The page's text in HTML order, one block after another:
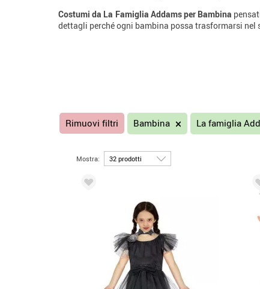
Costumi da La Famiglia Addams per Bambina
dettagli perché ogni bambina possa trasformarsi nel
Rimuovi filtri Bambina La famiglia
Mostra: